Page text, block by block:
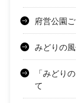
府営公園
みどりの
「みどり
て